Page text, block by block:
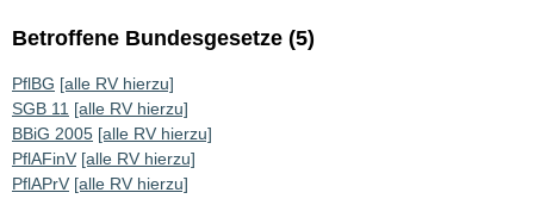
Betroffene Bundesgesetze (5)
PflBG [alle RV hierzu]
SGB 11 [alle RV hierzu]
BBiG 2005 [alle RV hierzu]
PflAFinV [alle RV hierzu]
PflAPrV [alle RV hierzu]